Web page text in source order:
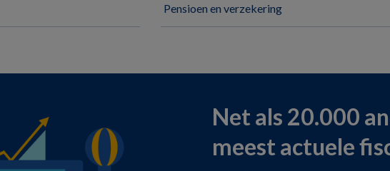
Pensioen en verzekering
Net als 20.000
meest actuele